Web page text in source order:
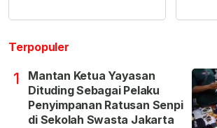
Terpopuler
1
Mantan Ketua Yayasan
Dituding Sebagai Pelaku
Penyimpanan Ratusan Senpi
di Sekolah Swasta Jakarta